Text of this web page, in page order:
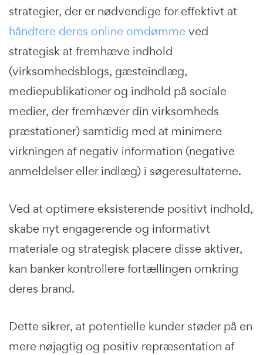
strategier, der er nødvendige for effektivt at
håndtere deres online omdømme ved
strategisk at fremhæve indhold
(virksomhedsblogs, gæsteindlæg,
mediepublikationer og indhold på sociale
medier, der fremhæver din virksomheds
præstationer) samtidig med at minimere
virkningen af negativ information (negative
anmeldelser eller indlæg) i søgeresultaterne.
Ved at optimere eksisterende positivt indhold,
skabe nyt engagerende og informativt
materiale og strategisk placere disse aktiver,
kan banker kontrollere fortællingen omkring
deres brand.
Dette sikrer, at potentielle kunder støder på en
mere nøjagtig og positiv repræsentation af